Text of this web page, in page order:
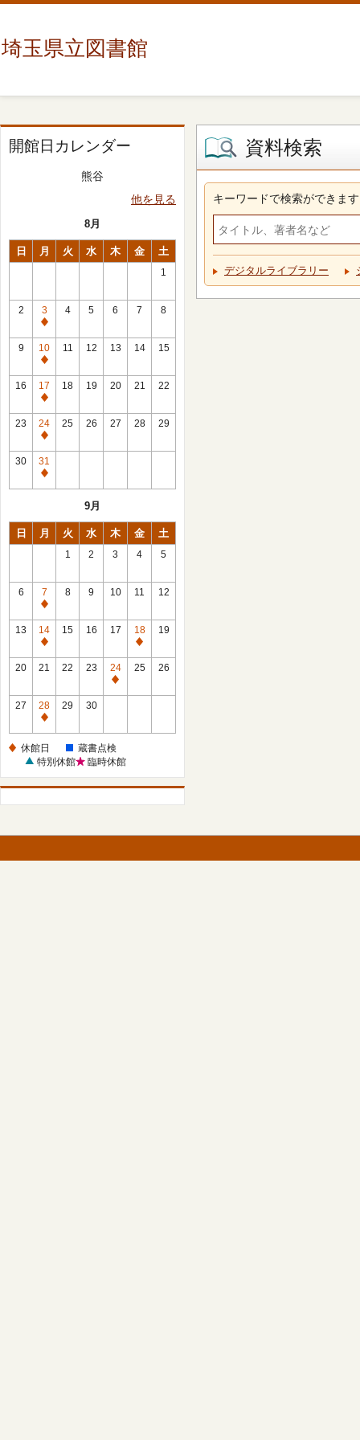
埼玉県立図書館
開館日カレンダー
熊谷
他を見る
8月
日 月 火 水 木 金 土
1
2
3
休
館
日
4 5 6 7 8
9
10
休
館
日
11 12 13 14 15
16
17
休
館
日
18 19 20 21 22
23
24
休
館
日
25 26 27 28 29
30
31
休
9月
日 月 火 水 木 金 土
1 2 3 4 5
6
7
休
館
日
8 9 10 11 12
13
14
休
館
15 16 17
18
休
館
19
20 21 22 23
24
休
25 26
27
28
休
日
29 30
休館日
蔵書点検
特別休館
臨時休館
資料検索
キーワードで検索ができます
デジタルライブラリー